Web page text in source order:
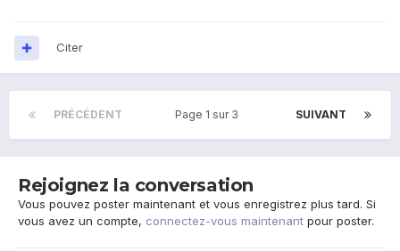
Citer
PRÉCÉDENT SUIVANT
Page 1 sur 3
Rejoignez la conversation
Vous pouvez poster maintenant et vous enregistrez plus tard. Si
vous avez un compte, connectez-vous maintenant pour poster.